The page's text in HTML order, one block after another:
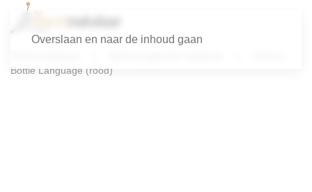
Overslaan en naar de inhoud gaan
Bottle Language (rood)